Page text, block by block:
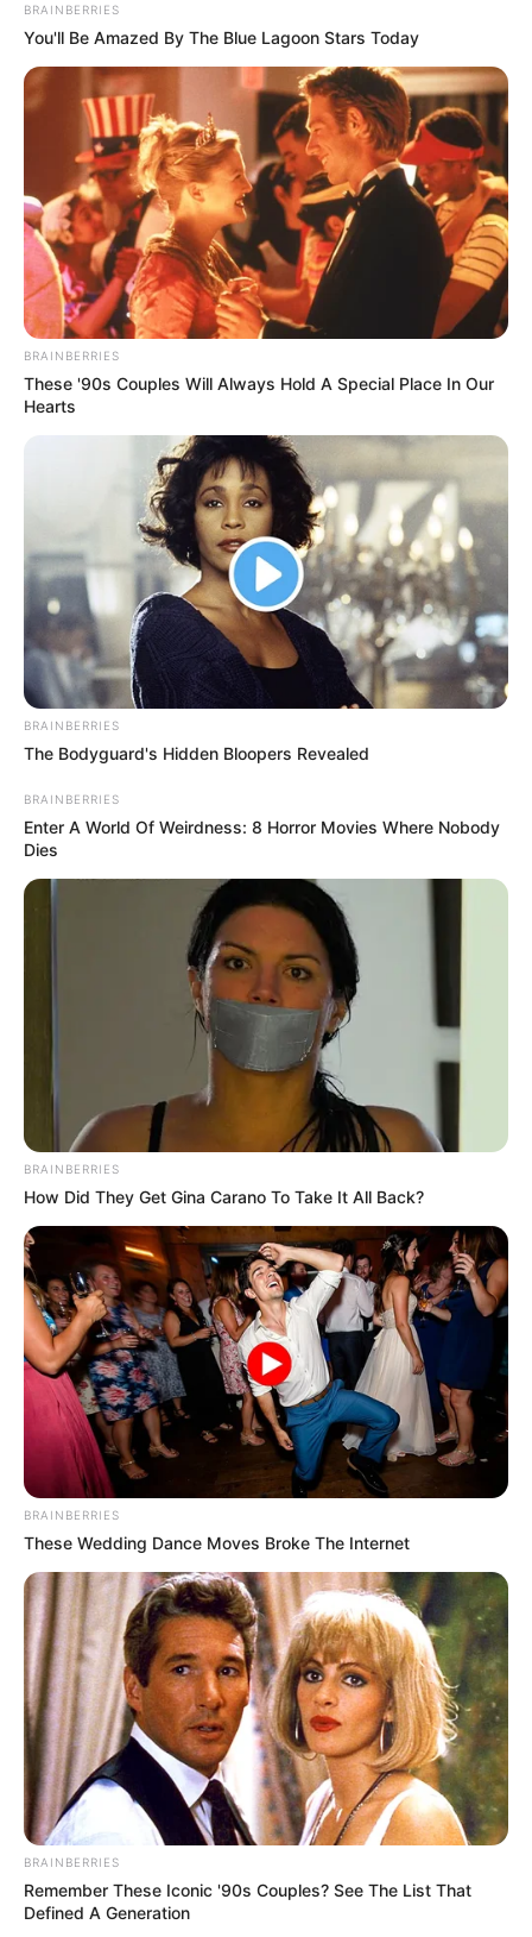
BRAINBERRIES
You'll Be Amazed By The Blue Lagoon Stars Today
BRAINBERRIES
These '90s Couples Will Always Hold A Special Place In Our
Hearts
BRAINBERRIES
The Bodyguard's Hidden Bloopers Revealed
BRAINBERRIES
Enter A World Of Weirdness: 8 Horror Movies Where Nobody
Dies
BRAINBERRIES
How Did They Get Gina Carano To Take It All Back?
BRAINBERRIES
These Wedding Dance Moves Broke The Internet
BRAINBERRIES
Remember These Iconic '90s Couples? See The List That
Defined A Generation